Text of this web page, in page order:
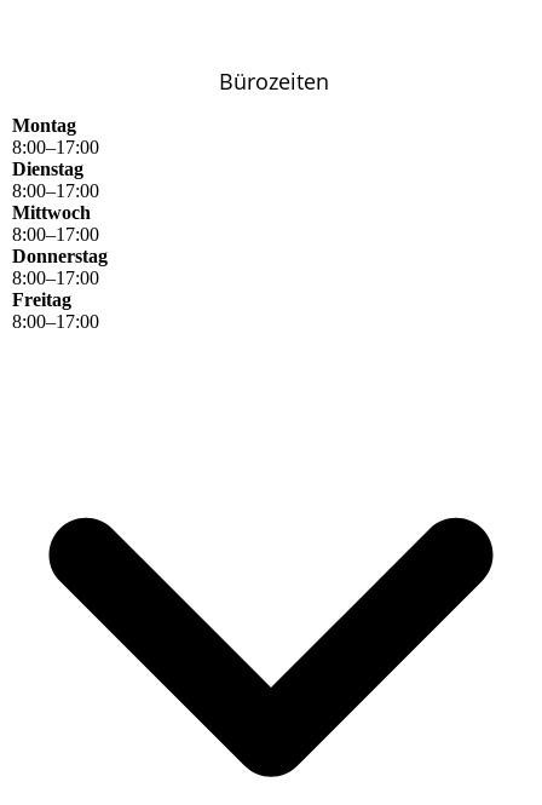
Bürozeiten
Montag
8:00–17:00
Dienstag
8:00–17:00
Mittwoch
8:00–17:00
Donnerstag
8:00–17:00
Freitag
8:00–17:00